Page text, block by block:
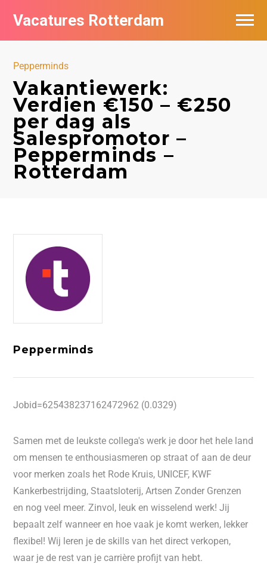
Vacatures Rotterdam
Pepperminds
Vakantiewerk:
Verdien €150 – €250
per dag als
Salespromotor –
Pepperminds –
Rotterdam
Pepperminds
Jobid=625438237162472962 (0.0329)
Samen met de leukste collega's werk je door het hele land
om mensen te enthousiasmeren op straat of aan de deur
voor merken zoals het Rode Kruis, UNICEF, KWF
Kankerbestrijding, Staatsloterij, Artsen Zonder Grenzen
en nog veel meer. Zinvol, leuk en wisselend werk! Jij
bepaalt zelf wanneer en hoe vaak je komt werken, lekker
flexibel! Wij leren je de skills van het direct verkopen,
waar je de rest van je carrière profijt van hebt.
Vacatures per bedrijf
De populairste vacatures in Rotterdam
Nieuwsbrief feed